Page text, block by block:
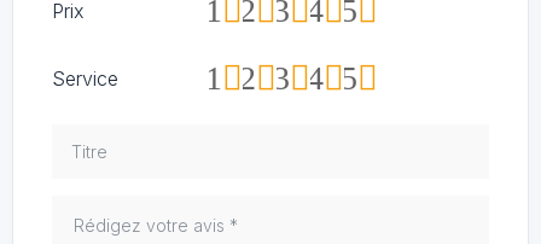
Prix 5
4
3
2
1
Service 5
4
3
2
1